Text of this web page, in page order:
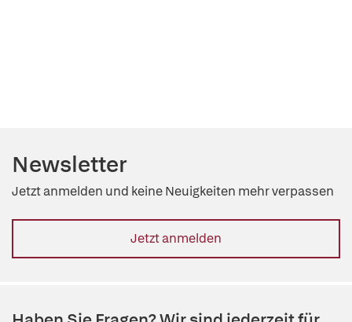
Newsletter
Jetzt anmelden und keine Neuigkeiten mehr verpassen
Jetzt anmelden